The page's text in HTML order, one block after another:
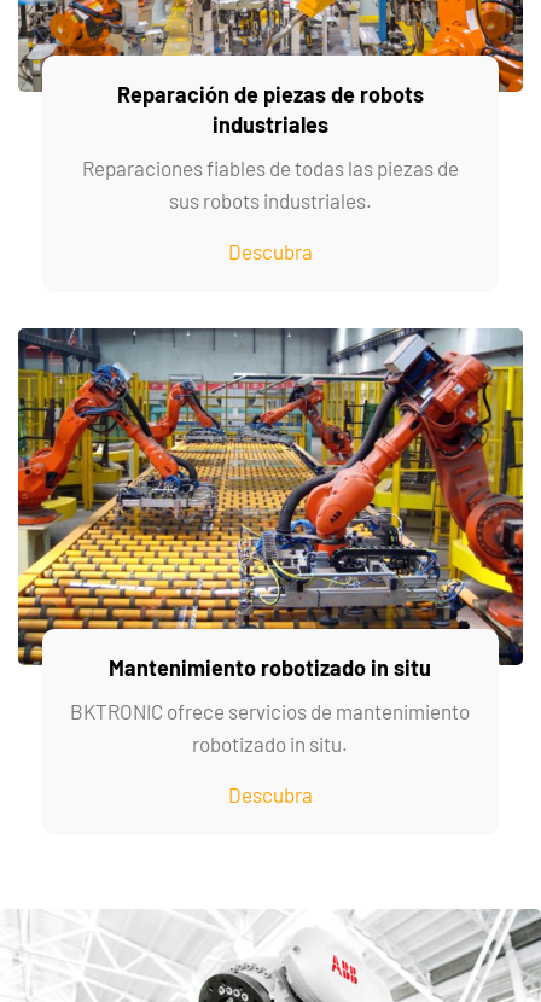
Reparación de piezas de robots
industriales
Reparaciones fiables de todas las piezas de
sus robots industriales.
Descubra
Mantenimiento robotizado in situ
BKTRONIC ofrece servicios de mantenimiento
robotizado in situ.
Descubra